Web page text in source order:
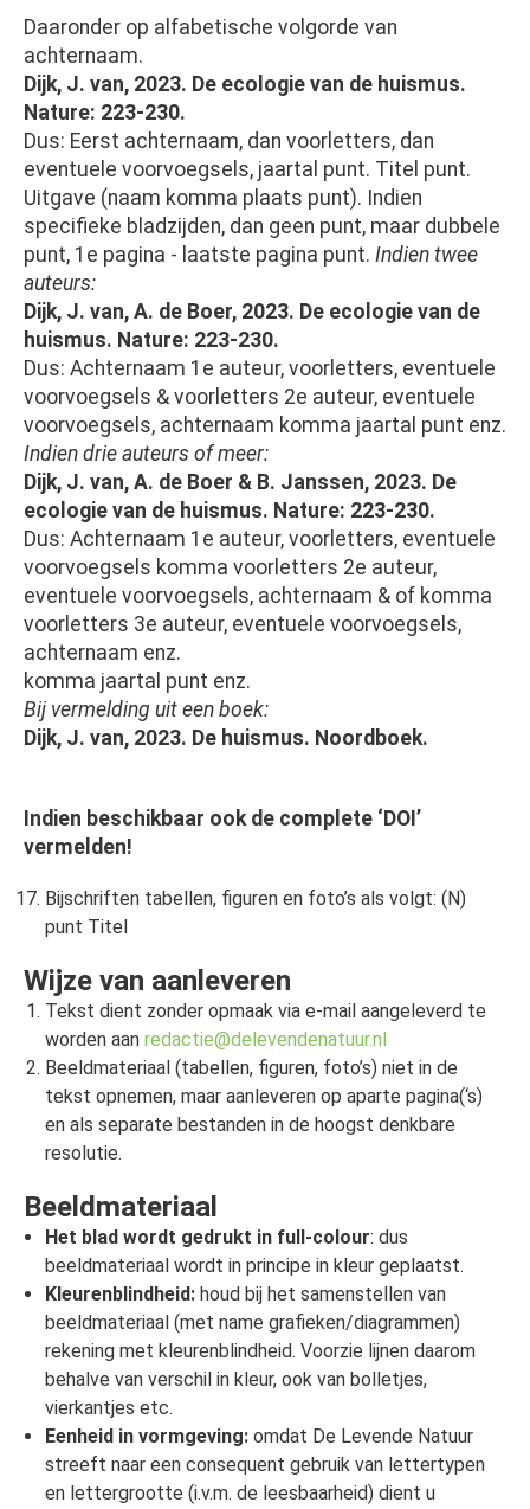
Daaronder op alfabetische volgorde van
achternaam.
Dijk, J. van, 2023. De ecologie van de huismus.
Nature: 223-230.
Dus: Eerst achternaam, dan voorletters, dan
eventuele voorvoegsels, jaartal punt. Titel punt.
Uitgave (naam komma plaats punt). Indien
specifieke bladzijden, dan geen punt, maar dubbele
punt, 1e pagina - laatste pagina punt. Indien twee
auteurs:
Dijk, J. van, A. de Boer, 2023. De ecologie van de
huismus. Nature: 223-230.
Dus: Achternaam 1e auteur, voorletters, eventuele
voorvoegsels & voorletters 2e auteur, eventuele
voorvoegsels, achternaam komma jaartal punt enz.
Indien drie auteurs of meer:
Dijk, J. van, A. de Boer & B. Janssen, 2023. De
ecologie van de huismus. Nature: 223-230.
Dus: Achternaam 1e auteur, voorletters, eventuele
voorvoegsels komma voorletters 2e auteur,
eventuele voorvoegsels, achternaam & of komma
voorletters 3e auteur, eventuele voorvoegsels,
achternaam enz.
komma jaartal punt enz.
Bij vermelding uit een boek:
Dijk, J. van, 2023. De huismus. Noordboek.
Indien beschikbaar ook de complete ‘DOI’
vermelden!
Bijschriften tabellen, figuren en foto’s als volgt: (N)
punt Titel
Wijze van aanleveren
Tekst dient zonder opmaak via e-mail aangeleverd te
worden aan redactie@delevendenatuur.nl
Beeldmateriaal (tabellen, figuren, foto’s) niet in de
tekst opnemen, maar aanleveren op aparte pagina(‘s)
en als separate bestanden in de hoogst denkbare
resolutie.
Beeldmateriaal
Het blad wordt gedrukt in full-colour: dus
beeldmateriaal wordt in principe in kleur geplaatst.
Kleurenblindheid:houd bij het samenstellen van
beeldmateriaal (met name grafieken/diagrammen)
rekening met kleurenblindheid. Voorzie lijnen daarom
behalve van verschil in kleur, ook van bolletjes,
vierkantjes etc.
Eenheid in vormgeving:omdat De Levende Natuur
streeft naar een consequent gebruik van lettertypen
en lettergrootte (i.v.m. de leesbaarheid) dient u